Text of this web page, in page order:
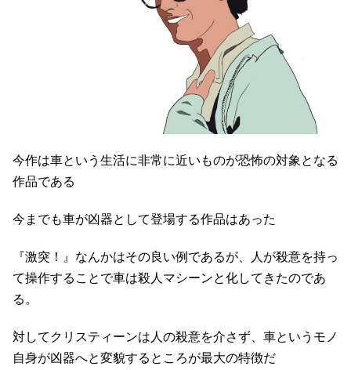
今作は車という生活に非常に近いものが恐怖の対象となる
作品である
今までも車が凶器として登場する作品はあった
『激突！』なんかはその良い例であるが、人が殺意を持っ
て操作することで車は殺人マシーンと化してきたのであ
る。
対してクリスティーンは人の殺意を介さず、車というモノ
自身が凶器へと変貌するところが最大の特徴だ